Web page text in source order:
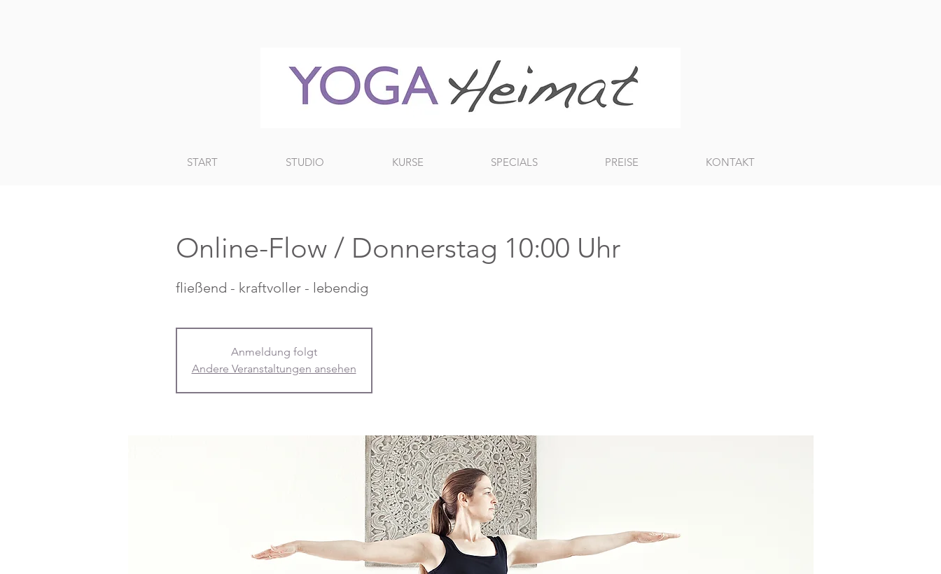
START STUDIO KURSE SPECIALS PREISE KONTAKT
Online-Flow / Donnerstag 10:00 Uhr
fließend - kraftvoller - lebendig
Anmeldung folgt
Andere Veranstaltungen ansehen